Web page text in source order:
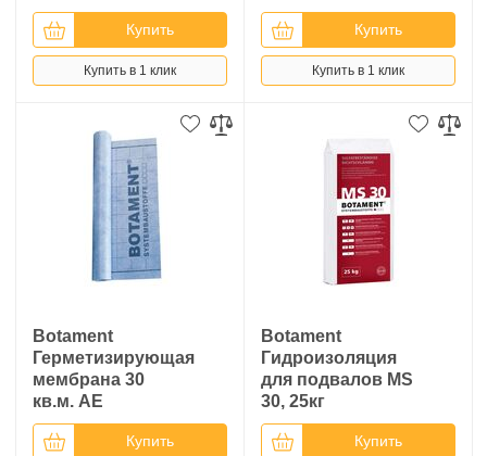
Купить
Купить в 1 клик
Купить
Купить в 1 клик
Botament
Герметизирующая
мембрана 30
кв.м. AE
Купить
Botament
Гидроизоляция
для подвалов MS
30, 25кг
Купить